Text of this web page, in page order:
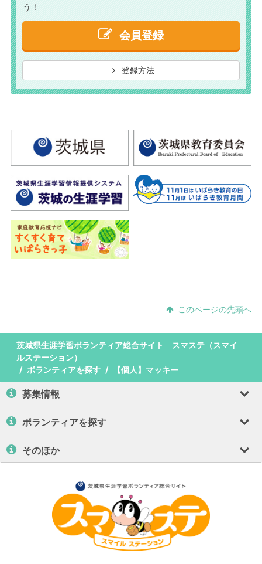
う！
会員登録
登録方法
このページの先頭へ
茨城県生涯学習ボランティア総合サイト スマステ（スマイ
ルステーション）
ボランティアを探す
【個人】マッキー
募集情報
ボランティアを探す
そのほか